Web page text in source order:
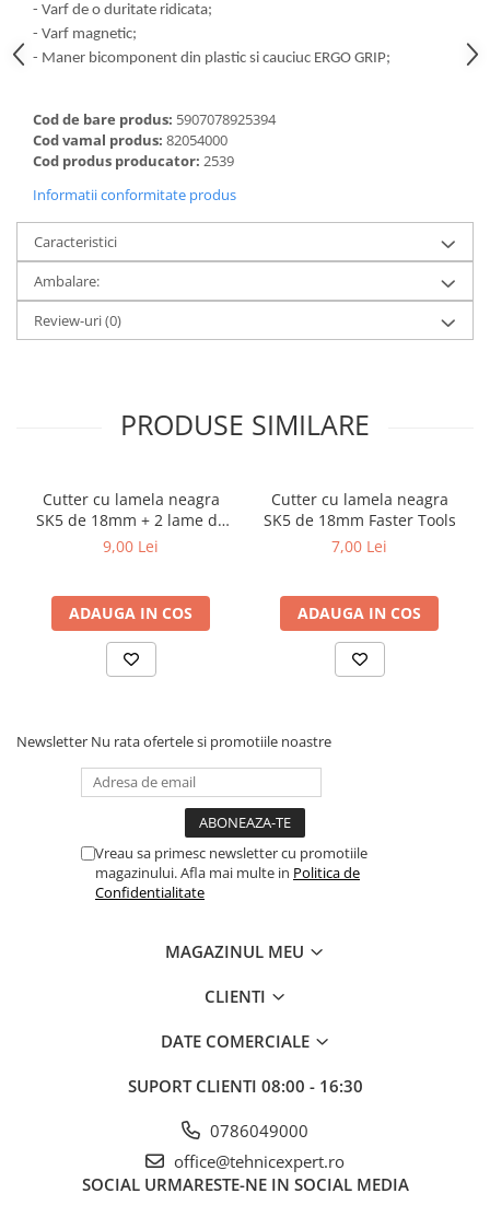
Carote si accesorii pentru zidarie
Freze pentru gaurire lemn si gips
carton
Discuri lamelare cu smirghel
Discuri pentru ferastrau circular
Discuri pentru slefuire gleturi
Discuri pentru taiere si polizare
metal
Discuri smirghel cu velcro
Taiere umeda si uscata
Distantieri pentru nivelare
Articole curatenie
Centuri scule si hamuri
Manusi pentru protectie
Saci pentru menaj
Coliere din plastic
Lampi pe gaz, fludor
Magneti pentru sudura in unghi
Gletiere, spacluri si mistrii
Instrumente pentru scris si trasat
Markere permanente
- Varf de o duritate ridicata;
- Varf magnetic;
- Maner bicomponent din plastic si cauciuc ERGO GRIP;
Cod de bare produs: 5907078925394
Cod vamal produs: 82054000
Cod produs producator: 2539
Informatii conformitate produs
Caracteristici
Ambalare:
Review-uri(0)
PRODUSE SIMILARE
Cutter cu lamela neagra
SK5 de 18mm + 2 lame de
rezerva Faster Tools
9,00 Lei
ADAUGA IN COS
Cutter cu lamela neagra
SK5 de 18mm Faster Tools
7,00 Lei
ADAUGA IN COS
Newsletter Nu rata ofertele si promotiile noastre
Vreau sa primesc newsletter cu promotiile
magazinului. Afla mai multe in Politica de
Confidentialitate
MAGAZINUL MEU
CLIENTI
DATE COMERCIALE
SUPORT CLIENTI 08:00 - 16:30
0786049000
office@tehnicexpert.ro
SOCIAL URMARESTE-NE IN SOCIAL MEDIA